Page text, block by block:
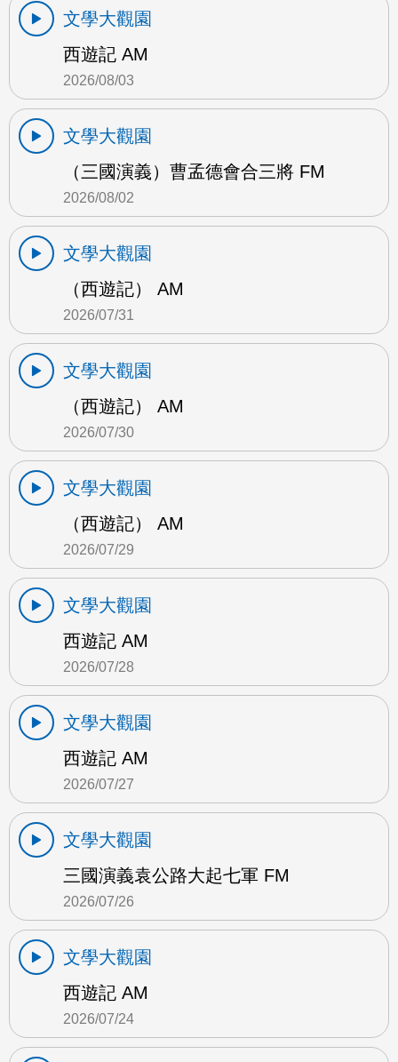
文學大觀園
西遊記 AM
2026/08/03
文學大觀園
（三國演義）曹孟德會合三將 FM
2026/08/02
文學大觀園
（西遊記） AM
2026/07/31
文學大觀園
（西遊記） AM
2026/07/30
文學大觀園
（西遊記） AM
2026/07/29
文學大觀園
西遊記 AM
2026/07/28
文學大觀園
西遊記 AM
2026/07/27
文學大觀園
三國演義袁公路大起七軍 FM
2026/07/26
文學大觀園
西遊記 AM
2026/07/24